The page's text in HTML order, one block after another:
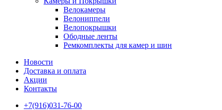
Велокамеры
Велониппели
Велопокрышки
Ободные ленты
Ремкомплекты для камер и шин
Новости
Доставка и оплата
Акции
Контакты
+7(916)031-76-00